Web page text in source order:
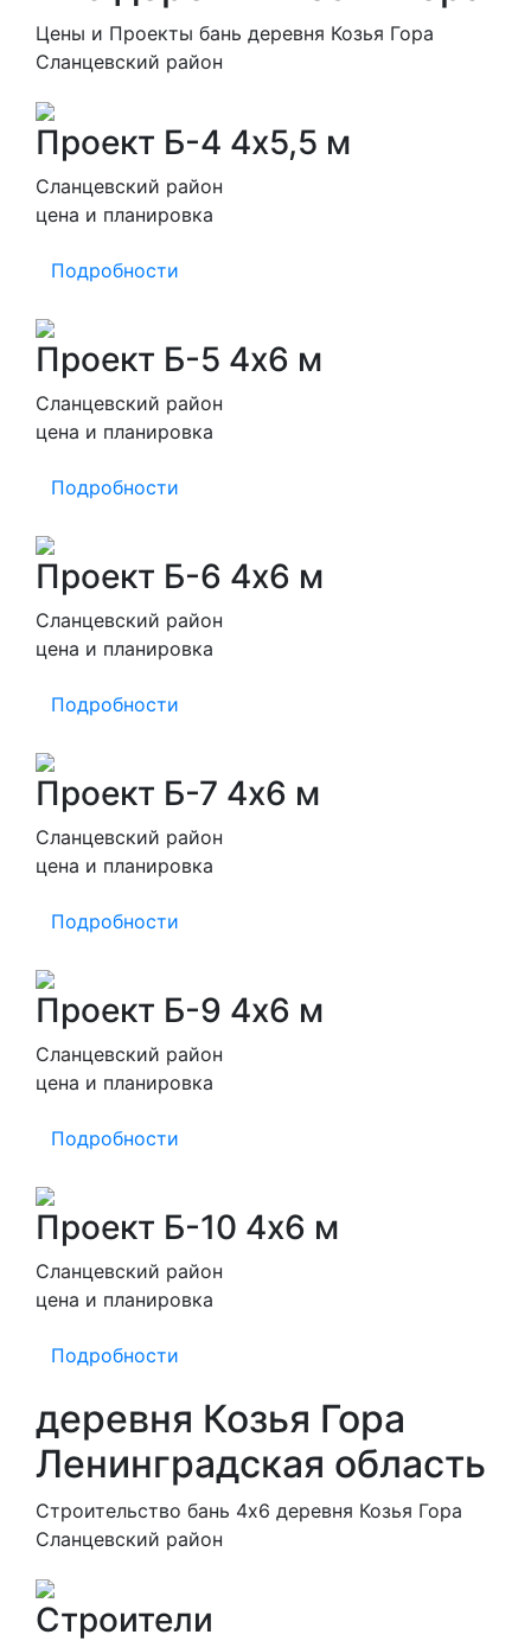
Цены и Проекты бань деревня Козья Гора
Сланцевский район
Проект Б-4 4х5,5 м
Сланцевский район
цена и планировка
Подробности
Проект Б-5 4х6 м
Сланцевский район
цена и планировка
Подробности
Проект Б-6 4х6 м
Сланцевский район
цена и планировка
Подробности
Проект Б-7 4х6 м
Сланцевский район
цена и планировка
Подробности
Проект Б-9 4х6 м
Сланцевский район
цена и планировка
Подробности
Проект Б-10 4х6 м
Сланцевский район
цена и планировка
Подробности
деревня Козья Гора
Ленинградская область
Строительство бань 4х6 деревня Козья Гора
Сланцевский район
Строители